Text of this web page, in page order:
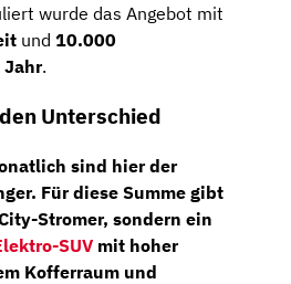
wurde das Angebot mit
und 10.000
Jahr.
Unterschied
sind hier der
Für diese Summe gibt
Stromer, sondern ein
SUV mit hoher
Kofferraum und